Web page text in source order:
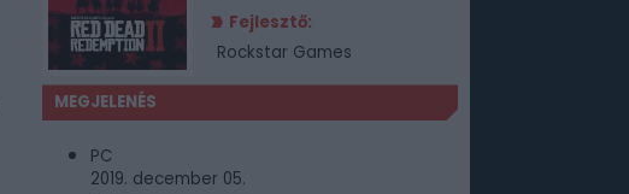
Fejlesztő:
Rockstar Games
MEGJELENÉS
PC
2019. december 05.